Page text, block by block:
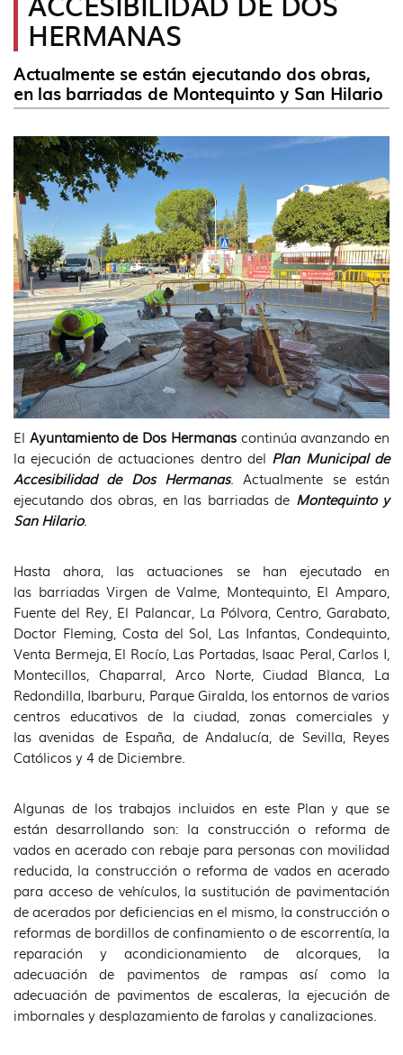
idioma
HERMANAS
Actualmente se están ejecutando dos obras,
en las barriadas de Montequinto y San Hilario
El Ayuntamiento de Dos Hermanascontinúa avanzando en
la ejecución de actuaciones dentro del Plan Municipal de
Accesibilidad de Dos Hermanas. Actualmente se están
ejecutando dos obras, en las barriadas de Montequinto y
San Hilario.
Hasta ahora, las actuaciones se han ejecutado en
las barriadas Virgen de Valme, Montequinto, El Amparo,
Fuente del Rey, El Palancar, La Pólvora, Centro, Garabato,
Doctor Fleming, Costa del Sol, Las Infantas, Condequinto,
Venta Bermeja, El Rocío, Las Portadas, Isaac Peral, Carlos I,
Montecillos, Chaparral, Arco Norte, Ciudad Blanca, La
Redondilla, Ibarburu, Parque Giralda, los entornos de varios
centros educativos de la ciudad, zonas comerciales y
las avenidas de España, de Andalucía, de Sevilla, Reyes
Católicos y 4 de Diciembre.
Algunas de los trabajos incluidos en este Plan y que se
están desarrollando son: la construcción o reforma de
vados en acerado con rebaje para personas con movilidad
reducida, la construcción o reforma de vados en acerado
para acceso de vehículos, la sustitución de pavimentación
de acerados por deficiencias en el mismo, la construcción o
reformas de bordillos de confinamiento o de escorrentía, la
reparación y acondicionamiento de alcorques, la
adecuación de pavimentos de rampas así como la
adecuación de pavimentos de escaleras, la ejecución de
imbornales y desplazamiento de farolas y canalizaciones.